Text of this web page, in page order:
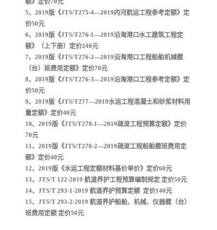
5、2019版《JTS/T275-4—2019内河航运工程参考定额》定
价50元
6、2019版《JTS/T276-1—2019沿海港口水工建筑工程定
额》（上下册）定价240元
7、2019版《JTS/T276-2—2019沿海港口工程船舶机械艘
（台）班费用定额》定价70元
8、2019版《JTS/T276-3—2019沿海港口工程参考定额》定
价50元
9、2019版《JTS/T277—2019水运工程混凝土和砂浆材料用
量定额》定价40元
10、2019版《JTS/T278-1—2019疏浚工程预算定额》定价
70元
11、2019版《JTS/T278-2—2019疏浚工程船舶艘班费用定
额》定价40元
12、2019版《水运工程定额材料基价单价》定价60元
13、JTS/T 122-2019 航道养护工程预算编制规定 定价50元
14、JTS/T 293-1-2019 航道养护预算定额 定价140元
15、JTS/T 293-2-2019 航道养护船舶、机械、仪器艘（台）
班费用定额 定价50元
*考军校教材 黑龙江建设工程计价定额
依据
海南省建设工程预算定额 浙江省建设工程预算定额
电力工程预算概算定额 重庆市建设工程计价定额
江苏省建设工程计价定额
四川省清单定额
云南省建设工程预算定额
陕西省水利工程概预算定
冶金工业建设工程概算定 河北省建设工程消耗量定
额
天津建设工程预算定额 20kv及以下配电网工程预